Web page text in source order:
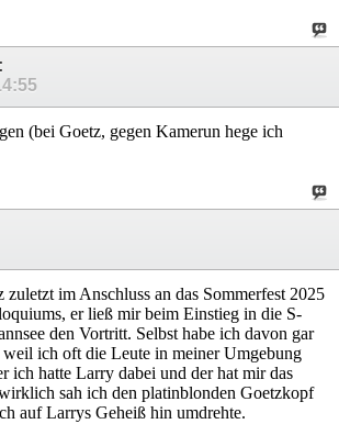
:
(bei Goetz, gegen Kamerun hege ich
im Anschluss an das Sommerfest 2025
er ließ mir beim Einstieg in die S-
den Vortritt. Selbst habe ich davon gar
ich oft die Leute in meiner Umgebung
ich hatte Larry dabei und der hat mir das
sah ich den platinblonden Goetzkopf
auf Larrys Geheiß hin umdrehte.